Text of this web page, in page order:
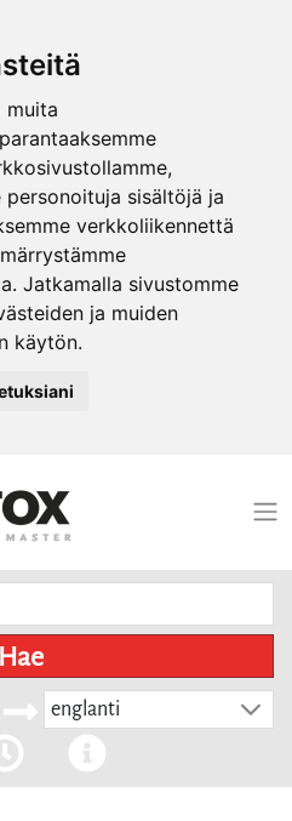
muita
personoituja sisältöjä ja
verkkoliikennettä
Jatkamalla sivustomme
ja muiden
käytön.
Hae
englanti